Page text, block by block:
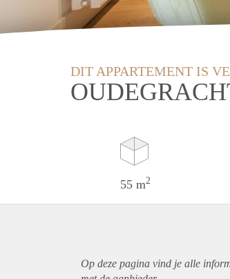
DIT APPARTEMENT IS
55 m2
Op deze pagina vind je alle